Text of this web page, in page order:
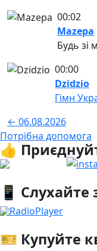
00:02
Mazepa
Будь зі
00:00
Dzidzio
Гімн
← 06.08.2026
Потрібна допомога
👍
📱 Слухайте
RadioPlayer
🎫 Купуйте